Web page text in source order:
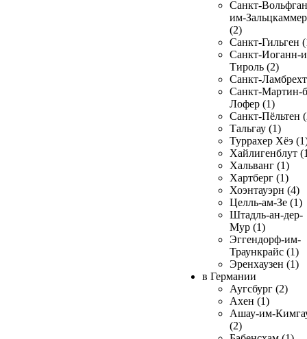
Санкт-
им-
(2)
Санкт-Гильген
Санкт-Иоганн-
Тироль (2)
Санкт-
Санкт-Мартин-
Лофер (1)
Санкт-Пёльтен
Тальгау (1)
Туррахер Хёэ
Хайлигенблут
Хальванг (1)
Хартберг (1)
Хоэнтауэрн (4)
Целль-ам-Зе (1)
Штадль-ан-дер-
Мур (1)
Эггендорф-им-
Траункрайс (1)
Эренхаузен (1)
в Германии
Аугсбург (2)
Ахен (1)
Ашау-им-
(2)